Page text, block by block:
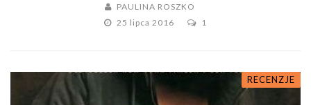
PAULINA ROSZKO
25 lipca 2016
1
RECENZJE